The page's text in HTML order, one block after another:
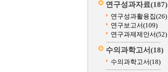
연구성과자료(187)
연구성과활용집(26)
연구보고서(109)
연구과제제안서(52)
수의과학고서(18)
수의과학고서(18)